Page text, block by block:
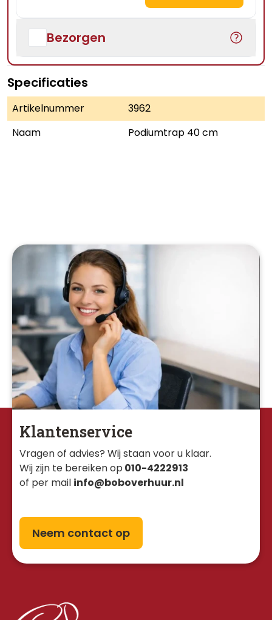
Bezorgen
Specificaties
Artikelnummer
3962
Naam
Podiumtrap 40 cm
Klantenservice
Vragen of advies? Wij staan voor u klaar.
Wij zijn te bereiken op 010-4222913
of per mail info@boboverhuur.nl
Neem contact op